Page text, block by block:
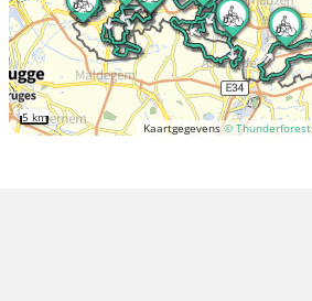
Kaartgegevens© Thunderforest
5 km